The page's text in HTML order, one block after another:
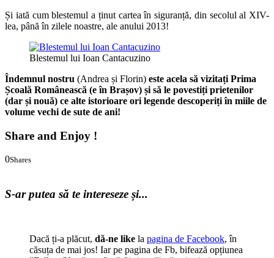
Și iată cum blestemul a ținut cartea în siguranță, din secolul al XIV-
lea, până în zilele noastre, ale anului 2013!
Blestemul lui Ioan Cantacuzino
Îndemnul nostru (Andrea și Florin) este acela să vizitați Prima
Școală Românească (e în Brașov) și să le povestiți prietenilor
(dar și nouă) ce alte istorioare ori legende descoperiți în miile de
volume vechi de sute de ani!
Share and Enjoy !
0Shares
S-ar putea să te intereseze și...
Dacă ți-a plăcut, dă-ne like la pagina de Facebook, în
căsuța de mai jos! Iar pe pagina de Fb, bifează opțiunea